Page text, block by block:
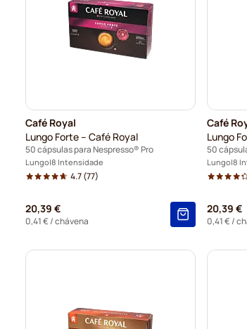
Café Royal
Lungo Forte – Café Royal
50 cápsulas para Nespresso® Pro
Lungo 8 Intensidade
4.7(77)
20,39 €
0,41 €/ chávena
Café
Lungo
50
Lungo 8
20,39 €
0,41 €/